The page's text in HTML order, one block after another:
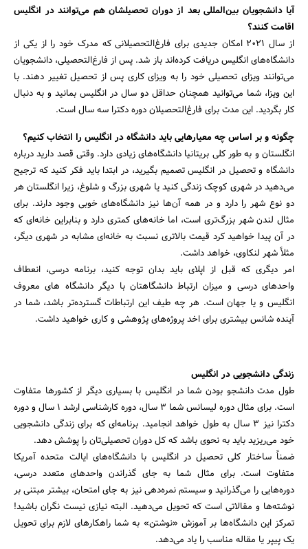
آیا دانشجویان بین‌المللی بعد از دوران تحصیلشان هم می‌توانند در انگلیس
اقامت کنند؟
از سال 2021 امکان جدیدی برای فارغ‌التحصیلانی که مدرک خود را از یکی از
دانشگاه‌های انگلیس دریافت کرده‌اند باز شد. پس از فارغ‌التحصیلی، دانشجویان
می‌توانند ویزای تحصیلی خود را به ویزای کاری پس از تحصیل تغییر دهند. با
این ویزا، شما می‌توانید همچنان حداقل دو سال در انگلیس بمانید و به دنبال
کار بگردید. این مدت برای فارغ‌التحصیلان دوره دکترا سه سال است.
چگونه و بر اساس چه معیارهایی باید دانشگاه در انگلیس را انتخاب کنیم؟
انگلستان و به طور کلی بریتانیا دانشگاه‌های زیادی دارد. وقتی قصد دارید درباره
دانشگاه و تحصیل در انگلیس تصمیم بگیرید، در ابتدا باید فکر کنید که ترجیح
می‌دهید در شهری کوچک زندگی کنید یا شهری بزرگ و شلوغ، زیرا انگلستان هر
دو نوع شهر را دارد و در همه آن‌ها نیز دانشگاه‌های خوبی وجود دارند. برای
مثال لندن شهر بزرگ‌تری است، اما خانه‌های کمتری دارد و بنابراین خانه‌ای که
در آن پیدا خواهید کرد قیمت بالاتری نسبت به خانه‌ای مشابه در شهری دیگر،
مثلاً شهر لنکاوی، خواهد داشت.
امر دیگری که قبل از اپلای باید بدان توجه کنید، برنامه درسی، انعطاف
واحدهای درسی و میزان ارتباط دانشگاهتان با دیگر دانشگاه های معروف
انگلیس و یا جهان است. هر چه طیف این ارتباطات گسترده‌تر باشد، شما در
آینده شانس بیشتری برای اخد پروژه‌های پژوهشی و کاری خواهید داشت.
زندگی دانشجویی در انگلیس
طول مدت دانشجو بودن شما در انگلیس با بسیاری دیگر از کشورها متفاوت
است. برای مثال دوره لیسانس شما 3 سال، دوره کارشناسی ارشد 1 سال و دوره
دکترا نیز 3 سال به طول خواهد انجامید. برنامه‌ای که برای زندگی دانشجویی
خود می‌ریزید باید به نحوی باشد که کل دوران تحصیلی‌تان را پوشش دهد.
ضمناً ساختار کلی تحصیل در انگلیس با دانشگاه‌های ایالت متحده آمریکا
متفاوت است. برای مثال شما به جای گذراندن واحدهای متعدد درسی،
دوره‌هایی را می‌گذرانید و سیستم نمره‌دهی نیز به جای امتحان، بیشتر مبتنی بر
نوشته‌ها و مقالاتی است که تحویل می‌دهید. البته نیازی نیست نگران باشید!
تمرکز این دانشگاه‌ها بر آموزش «نوشتن» به شما راهکارهای لازم برای تحویل
یک پیپر یا مقاله مناسب را یاد می‌دهد.